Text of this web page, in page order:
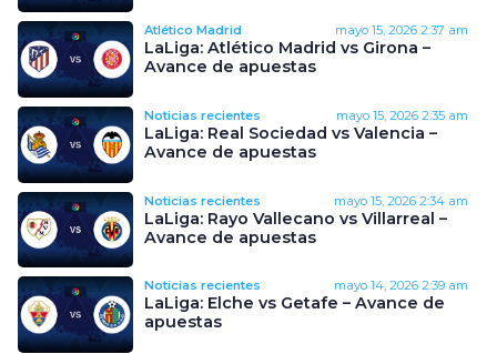
Atlético Madrid mayo 15, 2026 2:37 am
LaLiga: Atlético Madrid vs Girona –
Avance de apuestas
Noticias recientes mayo 15, 2026 2:35 am
LaLiga: Real Sociedad vs Valencia –
Avance de apuestas
Noticias recientes mayo 15, 2026 2:34 am
LaLiga: Rayo Vallecano vs Villarreal –
Avance de apuestas
Noticias recientes mayo 14, 2026 2:39 am
LaLiga: Elche vs Getafe – Avance de
apuestas